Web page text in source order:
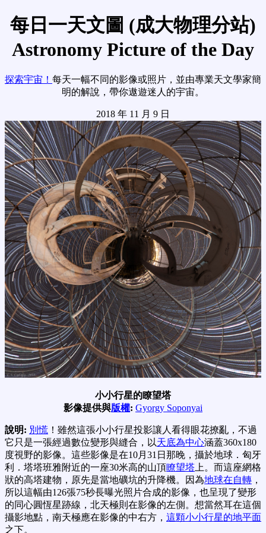
每日一天文圖 (成大物理分站)
Astronomy Picture of the Day
探索宇宙！ 每天一幅不同的影像或照片，並由專業天文學家簡
明的解說，帶你遨遊迷人的宇宙。
2018 年 11 月 9 日
小小行星的瞭望塔
影像提供與版權: Gyorgy Soponyai
說明: 別慌 ！雖然這張小小行星投影讓人看得眼花撩亂，不過
它只是一張經過數位變形與縫合，以天底為中心涵蓋360x180
度視野的影像。這些影像是在10月31日那晚，攝於地球．匈牙
利．塔塔班雅附近的一座30米高的山頂瞭望塔 上。而這座網格
狀的高塔建物，原先是當地礦坑的升降機。因為地球在自轉 ，
所以這幅由126張75秒長曝光照片合成的影像，也呈現了變形
的同心圓恆星跡線，北天極則在影像的左側。想當然耳在這個
攝影地點，南天極應在影像的中右方， 這顆小小行星的地平面
之下。